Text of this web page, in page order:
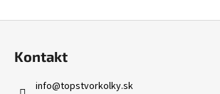
Kontakt
info@topstvorkolky.sk